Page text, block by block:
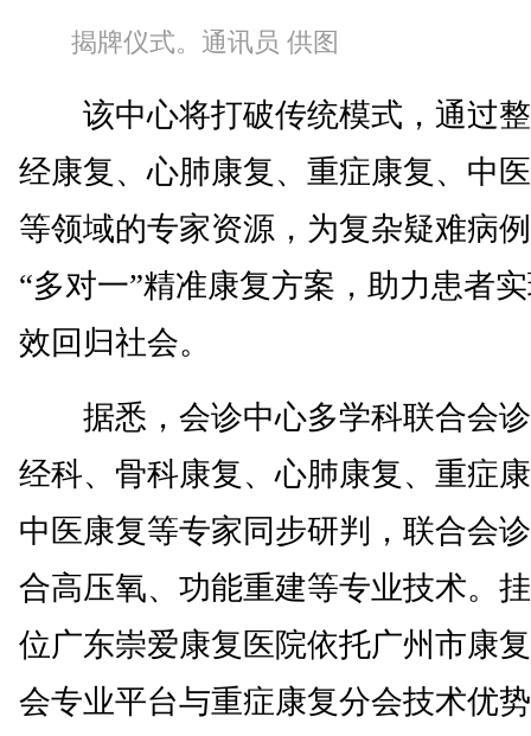
揭牌仪式。通讯员 供图
该中心将打破传统模式，通过
经康复、心肺康复、重症康复、中
等领域的专家资源，为复杂疑难病
“多对一”精准康复方案，助力患者
效回归社会。
据悉，会诊中心多学科联合会
经科、骨科康复、心肺康复、重症
中医康复等专家同步研判，联合会
合高压氧、功能重建等专业技术。
位广东崇爱康复医院依托广州市康
会专业平台与重症康复分会技术优